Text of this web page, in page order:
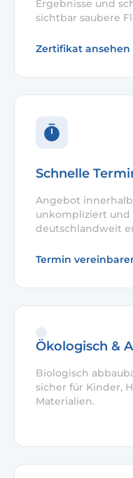
Ergebnisse und
sichtbar saubere
Zertifikat ansehen
Schnelle
Angebot
unkompliziert und
deutschlandweit
Termin
Ökologisch &
Biologisch
sicher für Kinder,
Materialien.